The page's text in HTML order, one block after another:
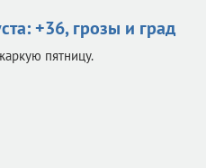
+36, грозы и град
пятницу.